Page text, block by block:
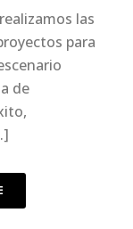
las
para
de